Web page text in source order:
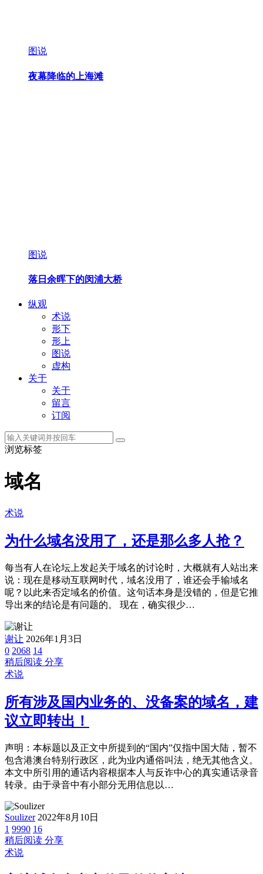
图说
夜幕降临的上海滩
图说
落日余晖下的闵浦大桥
纵观
术说
形下
形上
图说
虚构
关于
关于
留言
订阅
浏览标签
域名
术说
为什么域名没用了，还是那么多人抢？
每当有人在论坛上发起关于域名的讨论时，大概就有人站出来
说：现在是移动互联网时代，域名没用了，谁还会手输域名
呢？以此来否定域名的价值。这句话本身是没错的，但是它推
导出来的结论是有问题的。 现在，确实很少…
谢让 2026年1月3日
0 2068 14
稍后阅读 分享
术说
所有涉及国内业务的、没备案的域名，建
议立即转出！
声明：本标题以及正文中所提到的“国内”仅指中国大陆，暂不
包含港澳台特别行政区，此为业内通俗叫法，绝无其他含义。
本文中所引用的通话内容根据本人与反诈中心的真实通话录音
转录。由于录音中有小部分无用信息以…
Soulizer 2022年8月10日
1 9990 16
稍后阅读 分享
术说